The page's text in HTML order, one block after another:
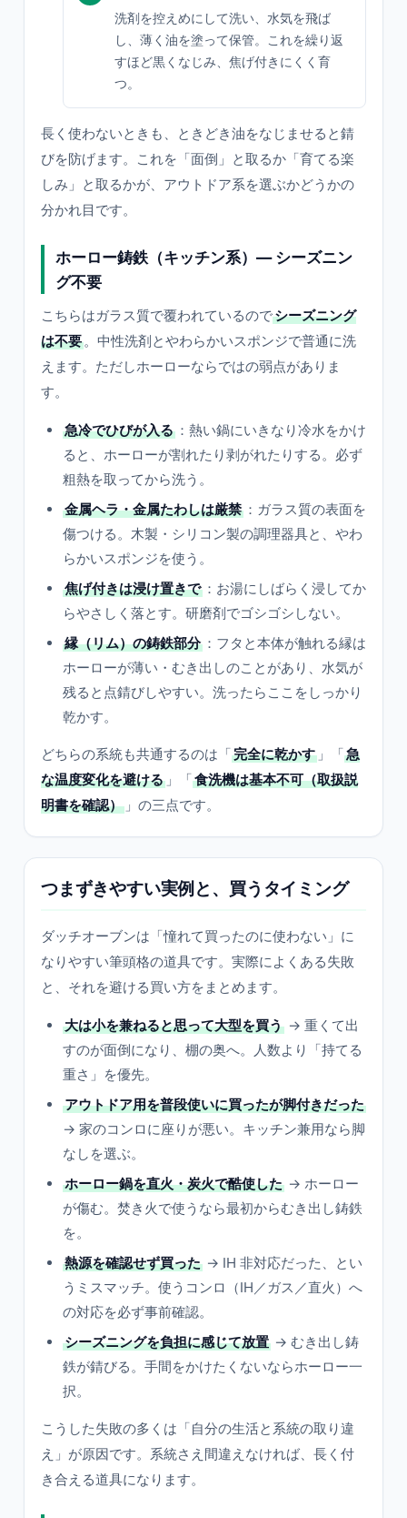
洗剤を控えめにして洗い、水気を飛ば
し、薄く油を塗って保管。これを繰り返
すほど黒くなじみ、焦げ付きにくく育
つ。
長く使わないときも、ときどき油をなじませると錆
びを防げます。これを「面倒」と取るか「育てる楽
しみ」と取るかが、アウトドア系を選ぶかどうかの
分かれ目です。
ホーロー鋳鉄（キッチン系）— シーズニン
グ不要
こちらはガラス質で覆われているのでシーズニング
は不要。中性洗剤とやわらかいスポンジで普通に洗
えます。ただしホーローならではの弱点がありま
す。
急冷でひびが入る ：熱い鍋にいきなり冷水をかけ
ると、ホーローが割れたり剥がれたりする。必ず
粗熱を取ってから洗う。
金属ヘラ・金属たわしは厳禁 ：ガラス質の表面を
傷つける。木製・シリコン製の調理器具と、やわ
らかいスポンジを使う。
焦げ付きは浸け置きで ：お湯にしばらく浸してか
らやさしく落とす。研磨剤でゴシゴシしない。
縁（リム）の鋳鉄部分 ：フタと本体が触れる縁は
ホーローが薄い・むき出しのことがあり、水気が
残ると点錆びしやすい。洗ったらここをしっかり
乾かす。
どちらの系統も共通するのは「完全に乾かす 」「急
な温度変化を避ける 」「食洗機は基本不可（取扱説
明書を確認） 」の三点です。
つまずきやすい実例と、買うタイミング
ダッチオーブンは「憧れて買ったのに使わない」に
なりやすい筆頭格の道具です。実際によくある失敗
と、それを避ける買い方をまとめます。
大は小を兼ねると思って大型を買う → 重くて出
すのが面倒になり、棚の奥へ。人数より「持てる
重さ」を優先。
アウトドア用を普段使いに買ったが脚付きだった
→ 家のコンロに座りが悪い。キッチン兼用なら脚
なしを選ぶ。
ホーロー鍋を直火・炭火で酷使した → ホーロー
が傷む。焚き火で使うなら最初からむき出し鋳鉄
を。
熱源を確認せず買った → IH 非対応だった、とい
うミスマッチ。使うコンロ（IH／ガス／直火）へ
の対応を必ず事前確認。
シーズニングを負担に感じて放置 → むき出し鋳
鉄が錆びる。手間をかけたくないならホーロー一
択。
こうした失敗の多くは「自分の生活と系統の取り違
え」が原因です。系統さえ間違えなければ、長く付
き合える道具になります。